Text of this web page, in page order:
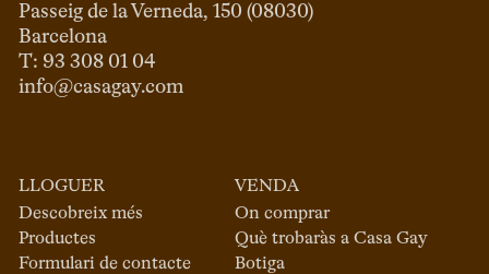
Passeig de la Verneda, 150 (08030)
Barcelona
info@casagay.com
LLOGUER
Descobreix més
Productes
Formulari de contacte
VENDA
On comprar
Què trobaràs a Casa Gay
Botiga